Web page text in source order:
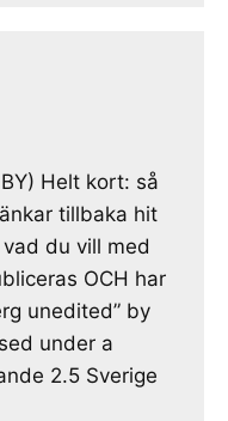
BY) Helt kort: så
tillbaka hit
du vill med
OCH har
unedited” by
under a
2.5 Sverige